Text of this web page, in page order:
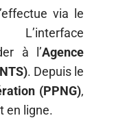
via le
à l’Agence
. Depuis le
(PPNG),
en ligne.